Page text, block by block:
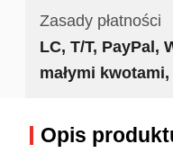
Zasady płatności
LC, T/T, PayPal,
małymi
Opis